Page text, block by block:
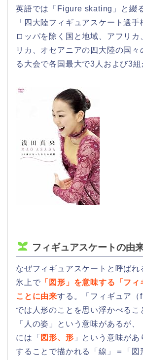
英語では「Figure skating」と綴る
「四大陸フィギュアスケート選
ロッパを除く国と地域、アフリカ
リカ、オセアニアの四大陸の国々
る大会で各国最大で3人および3組
フィギュアスケートの由
なぜフィギュアスケートと呼ばれ
氷上で 「図形」を意味する「フィ
ことに由来する。「フィギュア
では人形のことを思い浮かべるこ
「人の姿」という意味があるが、
には「 図形、形 」という意味が
することで描かれる「線」＝「図